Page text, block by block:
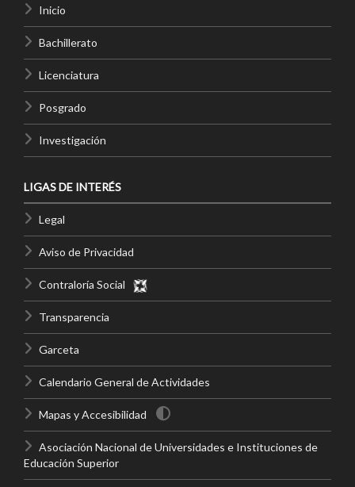
Inicio
Bachillerato
Licenciatura
Posgrado
Investigación
LIGAS DE INTERÉS
Legal
Aviso de Privacidad
Contraloría Social
Transparencia
Garceta
Calendario General de Actividades
Mapas y Accesibilidad
Asociación Nacional de Universidades e Instituciones de
Educación Superior